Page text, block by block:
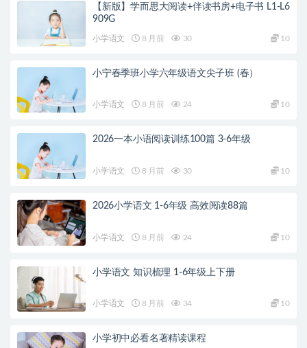
【新版】学而思大阅读+伴读书房+电子书 L1-L6
909G
小学语文 8 月前 30 10
小宁春季班小学六年级语文尖子班 (春）
小学语文 8 月前 24 10
2026一本小语阅读训练100篇 3-6年级
小学语文 8 月前 30 10
2026小学语文 1-6年级 高效阅读88篇
小学语文 8 月前 24 10
小学语文 知识梳理 1-6年级上下册
小学语文 8 月前 34 10
小学初中必看名著精读课程